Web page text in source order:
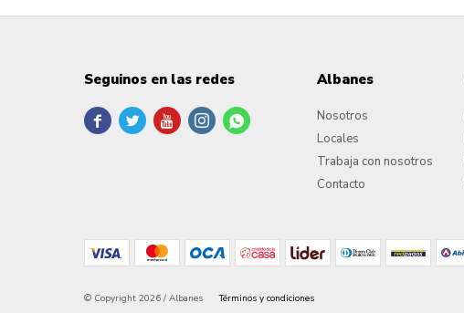
Albanes
Nosotros
Locales
Trabaja con nosotros
Contacto
Seguinos en las redes
    
© Copyright 2026 / Albanes Términos y condiciones